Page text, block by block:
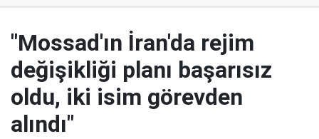
"Mossad'ın İran'da rejim
değişikliği planı başarısız
oldu, iki isim görevden
alındı"